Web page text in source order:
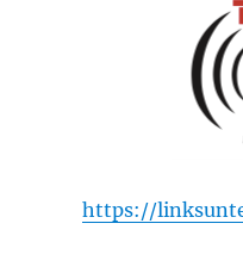
https://